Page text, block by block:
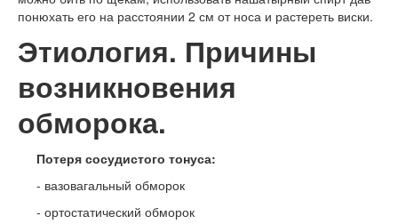
понюхать его на расстоянии 2 см от носа и растереть виски.
Этиология. Причины
возникновения
обморока.
Потеря сосудистого тонуса:
- вазовагальный обморок
- ортостатический обморок